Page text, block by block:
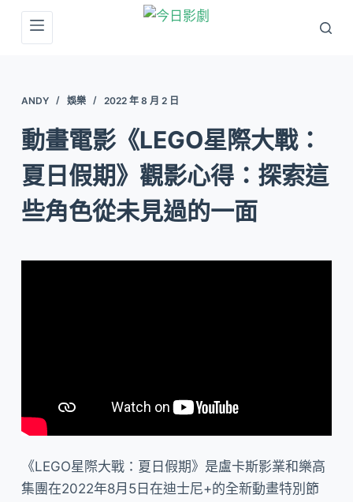
至
內
容
ANDY 娛樂 2022 年 8 月 2 日
動畫電影《LEGO星際大戰：
夏日假期》觀影心得：探索這
些角色從未見過的一面
《LEGO星際大戰：夏日假期》是盧卡斯影業和樂高
集團在2022年8月5日在迪士尼+的全新動畫特別節